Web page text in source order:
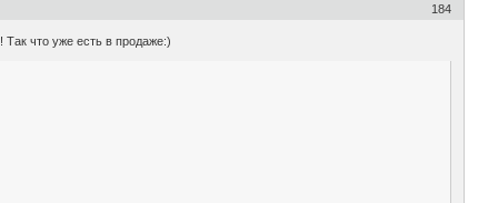
184
что уже есть в продаже:)